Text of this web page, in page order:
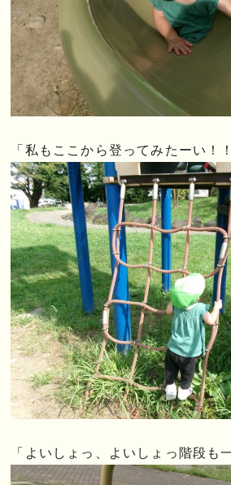
「私もここから登ってみたーい！！
「よいしょっ、よいしょっ階段も